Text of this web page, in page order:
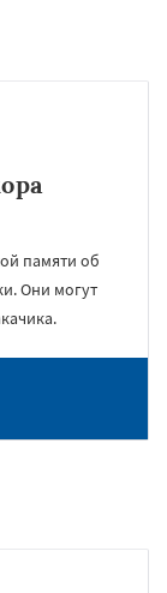
памяти об
Они могут